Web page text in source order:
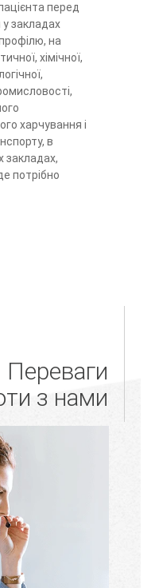
перед
закладах
на
хімічної,
харчування і
в
закладах,
потрібно
Переваги
з нами